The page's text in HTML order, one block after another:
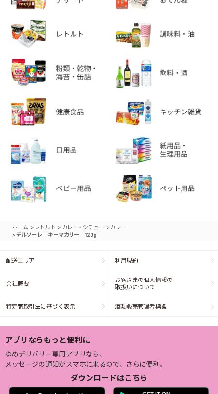
ホーム > レトルト > カレー・シチュー >カレー
>デルソーレ キーマカリー 120g
配送エリア 利用規約
会社概要
お客さまの個人情報の
取扱いについて
特定商取引法に基づく表示 酒類販売管理者標識
アプリならもっと便利に
ゆめデリバリー専用アプリなら、
メッセージの通知がスマホに来るので、さらに便利。
ダウンロードはこちら